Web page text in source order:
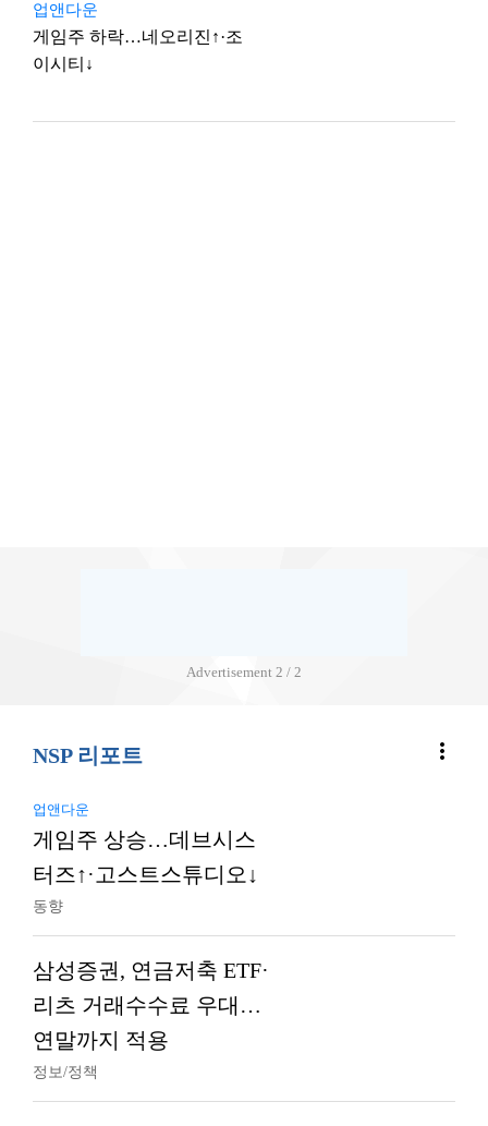
업앤다운
게임주 하락…네오리진↑·조
이시티↓
Advertisement 2 / 2
NSP 리포트 more_vert
업앤다운
게임주 상승…데브시스
터즈↑·고스트스튜디오↓
동향
삼성증권, 연금저축 ETF·
리츠 거래수수료 우대…
연말까지 적용
정보/정책